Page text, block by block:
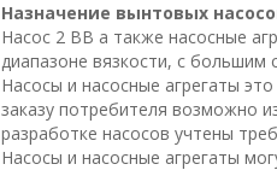
Назначение вынтовых
Насос 2 ВВ а также насосные
диапазоне вязкости, с большим
Насосы и насосные агрегаты
заказу потребителя возможно
разработке насосов учтены
Насосы и насосные агрегаты